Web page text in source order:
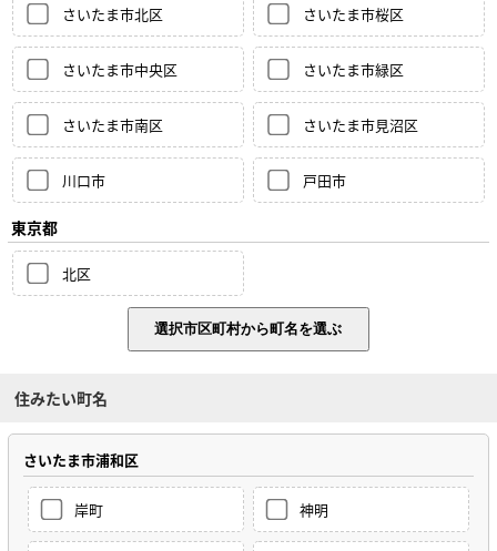
さいたま市北区 さいたま市桜区
さいたま市中央区 さいたま市緑区
さいたま市南区 さいたま市見沼区
川口市 戸田市
東京都
北区
住みたい町名
さいたま市浦和区
岸町 神明